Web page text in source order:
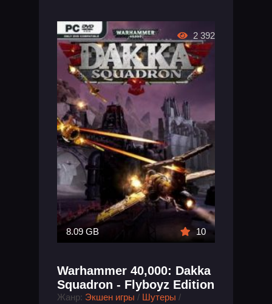
8.09 GB 10
Warhammer 40,000: Dakka
Squadron - Flyboyz Edition
Жанр: Экшен игры / Шутеры /
2 392